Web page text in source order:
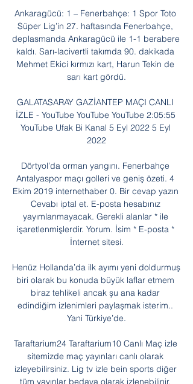
Ankaragücü: 1 – Fenerbahçe: 1 Spor Toto Süper Lig’in 27. haftasında Fenerbahçe, deplasmanda Ankaragücü ile 1-1 berabere kaldı. Sarı-lacivertli takımda 90. dakikada Mehmet Ekici kırmızı kart, Harun Tekin de sarı kart gördü.

GALATASARAY GAZİANTEP MAÇI CANLI İZLE - YouTube YouTube YouTube 2:05:55 YouTube Ufak Bi Kanal 5 Eyl 2022 5 Eyl 2022

Dörtyol’da orman yangını. Fenerbahçe Antalyaspor maçı golleri ve geniş özeti. 4 Ekim 2019 internethaber 0. Bir cevap yazın Cevabı iptal et. E-posta hesabınız yayımlanmayacak. Gerekli alanlar * ile işaretlenmişlerdir. Yorum. İsim * E-posta * İnternet sitesi.

Henüz Hollanda’da ilk ayımı yeni doldurmuş biri olarak bu konuda büyük laflar etmem biraz tehlikeli ancak şu ana kadar edindiğim izlenimleri paylaşmak isterim.. Yani Türkiye’de.

Taraftarium24 Taraftarium10 Canlı Maç izle sitemizde maç yayınları canlı olarak izleyebilirsiniz. Lig tv izle bein sports diğer tüm yayınlar bedava olarak izlenebilinir. Smartspor izle LigTVJet izle , Sportboss izle,webspor izle,Taraftarium24 Bedava Canlı Maç izle,futbolcafe tv izle , bixspor izle, trgoals izle…

Akhisar Belediyespor Başakşehir maçı saat kaçta, hangi kanalda? Ziraat Türkiye Kupası çeyrek final rövanş maçında Akhisar Belediyespor ile Başakşehir karşılaşacak. Akhisar Başakşehir maçı 4 Nisan Salı günü saat 20:00'de başlayacak ve A Spor'dan canlı yayınlanacak. A Spor Akhisar Başakşehir canlı izle

Tahincioğlu Basketbol Süper Ligi play-off yarı final üçüncü maçında Fenerbahçe Beko, deplasmanda TOFAŞ'ı 76-71 yenerek seride 3-0 öne geçti ve finale yükseldi. Fenerbahçe Beko.

Bodrumspor Hakkında Bodrumspor canlı maçı skor (ve video çevrimiçi canlı izle yayın*), takım kadrosu, sezon fikstürü ve sonuçları.' Bodrumspor TFF 2. Lig, Kirmizi Grup'daki sıradaki maçını Eyüpspor ile 29. Sep 2019 tarihinde oynayacak.

En büyük profesyonel topluluk olan LinkedIn‘de Søren Ravnkjær Larsen adlı kullanıcının profilini görüntüleyin. Søren Ravnkjær Larsen adlı kişinin profilinde 5 iş ilanı bulunuyor. LinkedIn‘deki tam profili ve Søren Ravnkjær Larsen adlı kullanıcının bağlantılarını ve benzer şirketlerdeki işleri görün.

Batman Belediye Spor Nevşehir Belediye Spor Canlı Anlatım. 3. LİG .. Nevşehir Belediye Spor'un BAY olarak geçireceği 26. hafta maç programı şöyle oluşt... TFF 3.Lig 1.Grupta haftanın sonuçları. Lalespor Yayın Hayatına Başladı.

Gaziantepspor - Galatasaray maçını canlı izle, canlı takip et 29 Kas 2014 — GAZİANTEPSPOR - GALATASARAY | CANLI Galatasaray'da Felipe Melo ve Yekta Kurtuluş, Gaziantepspor maçı öncesinde sarı kart ceza sınırında ...

Galatasaray Gaziantep FK maçı CANLI ANLATIM izle! GS 12 Eyl 2020 — Galatasaray Gaziantep FK maçı CANLI ANLATIM izle! GS Gaziantep FK maçı hangi kanalda? Süper Lig'in ilk hafta mücadelesinde Galatasaray evinde ...

Spor Toto Süper Lig'in 21. haftasında Çaykur Rizespor ile Antalyaspor 1-1 berabere kaldı. Çaykur Rizespor'un golünü Vedat Muriqi atarken, Antalyaspor'da beraberlik golünü Mevlüt Erdinç attı. Ev sahibi ekip 6. dakikada Vedat Muriqi ile öne geçerken, ilk yarı 1-0 Çaykur Rizespor.

Spor Ekranı ile TV’de canlı spor yayınları ve maç hangi kanalda öğrenin. TV’de Spor Ekranı sitesi ve mobil uygulamaları ile maç listesi cebinizde.. TVF Spor Lisesi - Maliye Okulları TVF Kadınlar 2. Lig . 17:00 Samsunspor - Merkezefendi Bld. Basketbol 1. Ligi .. Euroleague'de Bu Hafta da Anadolu …

| Bursa'nın En Güncel Haber Sitesi. Guncelbursa.com İHA Abonesidir. İhlal bildirimleri için abuse@guncelbursa.com - Alt Yapı: Yel MedyaYel Medya

Antalyaspor 1 - 2 Beşiktaş Maç Özeti İzle. Süper Lig'in 10.haftasında Beşiktaş, deplasmanda Antalyaspor'u 2-1 mağlup etti ve puanını 15'e yükselterek zirve takibini sürdürdü. Siyah-beyazlıların galibiyet golleri Vida ve Diaby'den geldi.

Ziraat Türkiye Kupası'nda bugün Beşiktaş Atatürk Olimpiyat Stadyumu'nda Çaykur Rizespor'u konuk edecek. Stadyum krizini çözen Beşiktaş Rize'yi İstanbul'a ağırlayacak. Maç şifresiz olarak ATV'den izlenebilecek. İşte canlı yayın linki ve maçın detayları... Ziraat Türkiye.

Galatasaray, Gaziantep FK maçı hazırlıklarına başladı 2 gün önce — Florya Metin Oktay Tesisleri'nde gerçekleştirilen idman, dinamik ısınmayla başlayıp, 8'e 2 pas çalışmasıyla devam etti.

Hırvatistan Macelj Gümrük sınır kapısı Canlı Mobese Kameraları için tıklayınız. Hırvatistan Macelj Gümrük sınır kapısı Canlı Mobese İzle için tıklayınız. Hırvatistan Macelj Gümrük sınır kapısı Canlı İzle için tıklayınız. Hırvatistan Macelj Gümrük sınır kapısı Seyret için tıklayınız.

Bu akış bandının ilginç bir özelliği var... Mesela, siz X kişisini takip ediyorsunuz ancak Y kişisini takip etmiyorsunuz... X kişisi Y kişisine hitaben bir tweet attığında eğer tweet "@Y bugün de beni ektin..." şeklinde yani mention faktörüyle başlıyor ise siz o tweeti ana sayfanızda göremezsiniz. Ancak ve …

Türkiye Futbol Federasyonu (TFF), ulusal lisans şartlarını yerine getiremeyen TFF 1. Lig kulüpleri Bursaspor, Eskişehirspor ve Osmanlıspor'a üçer puan silme cezası verdi. TFF'den.

MAÇ ile ilgili haberler. İstanbul trafiğine maç düzenlemesi access_time03 Mart 2019 15:45. Süper Lig'de Kasımpaşa ile Trabzonspor arasında yarın oynanacak maç nedeniyle bazı yollar trafiğe kapatılacak

İspanya U18 – Türkiye U18 reklamsız bir şekilde bu basketbol maçını hd izleyin. İspanya U18 – Türkiye U18 maçını canlı izle 04 ağustos 2019 justin tv canlı maç izle: 4 Ağustos 2019 Saat : 1:51 Basketbol. 0 Yorum. admin. Sohbet – Yardımlaşma.

TFF 3.Lig 3.Grupta mücadele eden Nevşehir Belediyespor, Gazi Stadyumunda konuk ettiği Modafenspor'u 2-0 mağlup etti. TFF 3.Lig 3.Grupta mücadele eden Nevşehir Belediyespor, Gazi Stadyumunda konuk ettiği Modafenspor'u 2-0 mağlup etti.. Samsunspor Manisa FK Macını canlı izle Samsunspor Manisa FK maçı canlı yayın nasıl izlenir?

Türkiye – Rusya Maçı Canlı İzle Murat / 31 Ağustos 2016 / Canlı Maç İzle / 777 MAÇIN ÖZETİ İÇİN TIKLAYINIZ. Türkiye Rusya arasında oynanacak hazırlık maçı, Ay-Yıldızlılar’ın 2018 Dünya Kupası Elemeleri öncesi son provası olacak. Hırvatistan Türkiye maçı öncesi oynanacak 90 …

SELAMIN ALEYKÜM YOUTUBE HALKI (PUBG Mobile Canlı Yayın). Denizlispor - Fenerbahçe [15 Mayıs 2006] - Lig TV Maraton Programı - Duration: 2:12:57. Ahmet Tiryaki 224,835 views.

Spor Toto Süper Lig'in 20. haftasında Kasımpaşa ile Sivasspor kozlarını İstanbul'da paylaştı. 4 gollü maç nefesleri kesti. Spor Toto Süper Lig'in 20. haftasında yapılan mücadelede Demir Grup Sivasspor, deplasmanda Kasımpaşa'yı 3-1 mağlup etti. Sivasspor maça hızlı başladı, 6.

Deplasmanda Eskişehirspor’u 2-0 yenen Bursaspor Teknik Direktörü Yalçın Koşukavak, “Oyuncularım henüz bu lige adaptasyon sürecindeler” dedi. TFF 1. Lig’in 3. haftasında Eskişehirspor ile karşılaşan Bursaspor, ikinci yarıda bulduğu iki golle galip gelmeyi başardı.Puanını 6’ya yükselten Bursaspor Teknik Direktörü Koşukavak, maçın ardından düzenlenen basın.

Türkiye Letonya maçı canlı izle – Show TV canlı yayın Türkiye Letonya maçı bu akşam 21.45'de Show TV'de. Türkiye Letonya maçı ilk 11'leri, Türkiye Letonya canlı izle ve Show TV.

GALATASARAY - GAZİANTEP FK MAÇI CANLI İZLE - YouTube YouTube YouTube 1:53:09 YouTube Burak Aydın 1 gün önce 1 gün önce

Prediksi Bayswater City vs Cockburn City 10 Juni 2017 – Prediksi Bayswater City vs Cockburn City, Prediksi Akurat Bayswater City vs Cockburn City, Prediksi Bola Bayswater City vs Cockburn City, Bursa Taruhan Bayswater City vs Cockburn City.Pada kesempatan kali ini kita kembali disuguhkan dengan pertandingan diajang Western Australia National Premier League yaitu Prediksi Skor Bayswater City.

Fiorentina Inter Canlı izle! Fiorentina Inter ne zaman, saat 16 saat önce — Galatasaray İle Gaziantep FK 10. Randevuda Karşılaşacak! FİORENTİNA INTER MAÇI SAAT KAÇTA? Fiorentina Inter maçı saat 22:45'te başlayacak.

Galatasaray - Gaziantep FK maçı ne zaman? Saat kaçta ve 5 saat önce — Maç ile ilgili tüm detaylar futbolseverler tarafından merak ediliyor. Özellikle yayın bilgileri araştırılıyor. Peki, Galatasaray - Gaziantep FK ...

17/01/2018 Portekiz U19 - Turkiye U19 maçını canlı izleyebilirsiniz. Maç saatinde ücretsiz olarak başlayacak maç yayınını HD kalitede canlı izleyebilirsiniz. Portekiz U19 - Turkiye U19 maç yayını dışında izlemek istediğiniz başka bir karşılaşma var ise sohbet kısmında online olan yöneticilerden yardım alabilir veya ana sayfamızdan canlı maç izle listesine.

16.30 CANLI İstanbulspor - Giresunspor. 16.30 CANLI Bursaspor - Osmanlıspor FK. 16.30 CANLI Bursaspor - Osmanlı Spor. 16.45 CANLI William Brown - Independiente Rivadavia. 16.45 CANLI Keshla - Sabail. 16.45 CANLI FC Aarau - FC Sion. 17.00 CANLI MKE Ankaragücü - Yeni Malatyaspor. 17.00 CANLI PFC Botev Plovdiv U19 - FC Vereya U19.

Türkmenistan’ın en yüksek yerleri Köyten dağı (3319) ve köpetdag (2942) dir. Hazar denizinin hemen yanı başında yer alan ve tuz yönünde zengin olan Karaboğaz Gölü Türkmenistan toprakları içinde yer alır. Türkmenistan akarsu yönünde fakırdır. Etrek ırmağının bir bölümü Türkmenistan’ın içinde yer almaktadır.

Yeni Malatyaspor uzatmada yıkıldı Sabah - 14 Apr 2018 Spor Toto Süper Lig'in 29. haftasında Alanyaspor'u konuk eden Yeni Malatyaspor, 90+4'te yediği golle karşılaşmadan 1-1 beraberlikle ayrıldı.

Çaykur Rizespor 3-0 Fethiyespor / Maç özeti Ziraat Türkiye Kupası 3. tur müsabakasında Çaykur Rizespor evinde Fethiyespor ile karşılaştı. Sağanak yağmur ve stadyum ışıklarının çektiği kuş sürüsü arasında oynan müsabaka Çaykur Rizespor’un 3-0 üstünlüğü ile sona erdi.

Maç Özeti: 17-07-2018 - Türkiye U19 2-3 İngiltere U19 (EURO U19) izle ve geniş özet izleyin. Önemli pozisyonları olan 17-07-2018 - Türkiye U19 2-3 İngiltere U19 (EURO U19) önemli pozisyonlar ve özet …

İstanbul Başakşehir - Ankaragücü Taraftarium24 canlı izle Günün önemli bir karşılaşması başlıyor İstanbul Başakşehir - Ankaragücü Taraftarium24 canlı izle bu muhteşem karşılaşmayı sitemizden takip edebileceksiniz. İstanbul Başakşehir - Ankaragücü Taraftarium24 canlı maç izle

1995 1996 Kocaelispor Galatasaray 1-1 15.Hafta Maçı. Cizrespor 1-1 Kocaelispor × Maç Özeti |